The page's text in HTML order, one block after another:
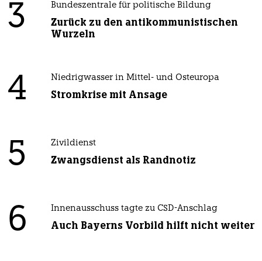
3 Bundeszentrale für politische Bildung
Zurück zu den antikommunistischen
Wurzeln
4 Niedrigwasser in Mittel- und Osteuropa
Stromkrise mit Ansage
5 Zivildienst
Zwangsdienst als Randnotiz
6 Innenausschuss tagte zu CSD-Anschlag
Auch Bayerns Vorbild hilft nicht weiter